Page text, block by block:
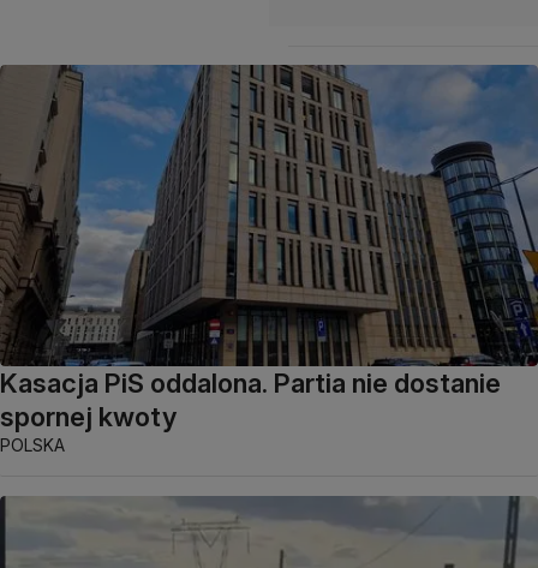
Kasacja PiS oddalona. Partia nie dostanie
spornej kwoty
POLSKA